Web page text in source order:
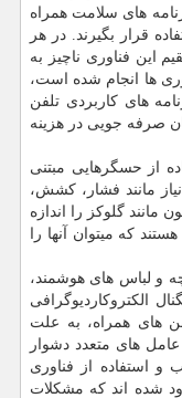
۶۵ درصد از برنامه های سلامت همراه
قرار بگیرند. در هر
این فناوری ناچیز به
ها انجام شده است،
های کاربردی تلفن
صرفه جویی در هزینه
از حسگرهایی مبتنی
مانند فشار، کشش،
گلوکز را اندازه
که میتوان آنها را
و لباس های هوشمند،
الکتروکاردیوگرافی
های همراه، به علت
های متعدد دشوار
و استفاده از فناوری
شده اند که مشکلات